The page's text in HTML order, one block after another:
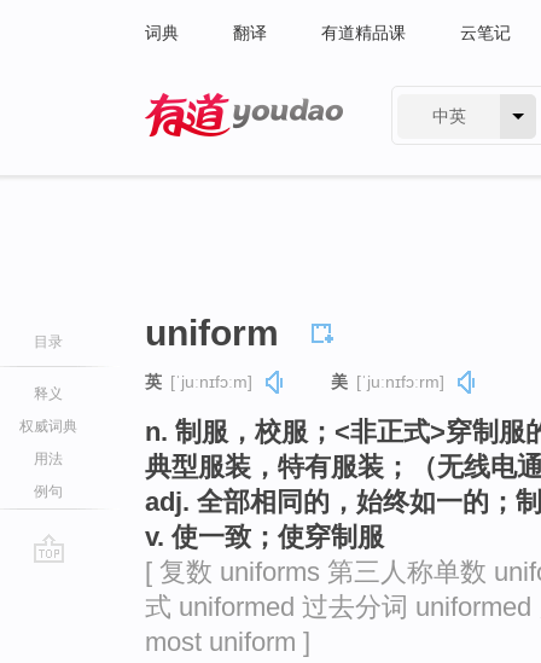
词典 翻译 有道精品课 云笔记
中英
目录
释义
权威词典
用法
例句
uniform
英 [ˈjuːnɪfɔːm] 美 [ˈjuːnɪfɔːrm]
n. 制服，校服；<非正式>穿制服
典型服装，特有服装；（无线电
adj. 全部相同的，始终如一的；
v. 使一致；使穿制服
[ 复数 uniforms 第三人称单数
式 uniformed 过去分词
most uniform ]